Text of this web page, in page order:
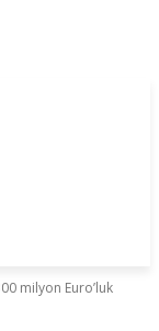
milyon Euro’luk